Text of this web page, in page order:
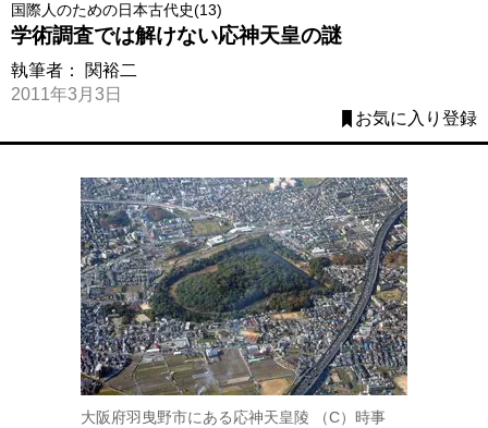
国際人のための日本古代史(13)
学術調査では解けない応神天皇の謎
執筆者： 関裕二
2011年3月3日
お気に入り登録
大阪府羽曳野市にある応神天皇陵 （C）時事